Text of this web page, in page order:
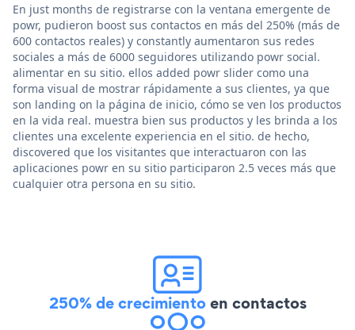
En just months de registrarse con la ventana emergente de
powr, pudieron boost sus contactos en más del 250% (más de
600 contactos reales) y constantly aumentaron sus redes
sociales a más de 6000 seguidores utilizando powr social.
alimentar en su sitio. ellos added powr slider como una
forma visual de mostrar rápidamente a sus clientes, ya que
son landing on la página de inicio, cómo se ven los productos
en la vida real. muestra bien sus productos y les brinda a los
clientes una excelente experiencia en el sitio. de hecho,
discovered que los visitantes que interactuaron con las
aplicaciones powr en su sitio participaron 2.5 veces más que
cualquier otra persona en su sitio.
250% de crecimientoen contactos